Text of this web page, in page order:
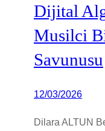
Dijital
Musilci
Savunusu
12/03/2026
Dilara ALTUN